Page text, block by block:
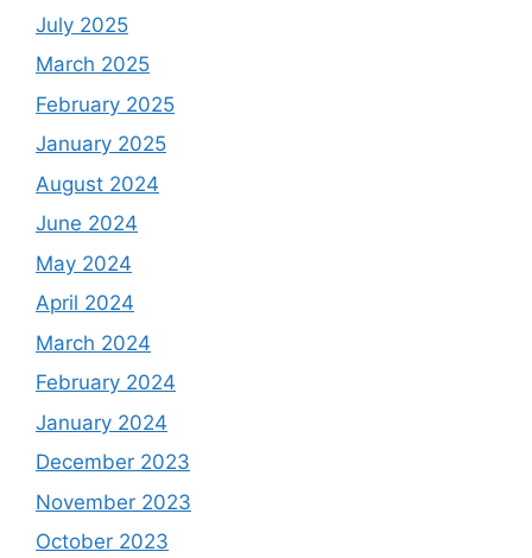
July 2025
March 2025
February 2025
January 2025
August 2024
June 2024
May 2024
April 2024
March 2024
February 2024
January 2024
December 2023
November 2023
October 2023